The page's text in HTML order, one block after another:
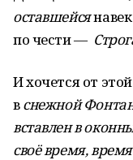
оставшейся
по чести —
И хочется от
вснежной
вставлен в
своё время,